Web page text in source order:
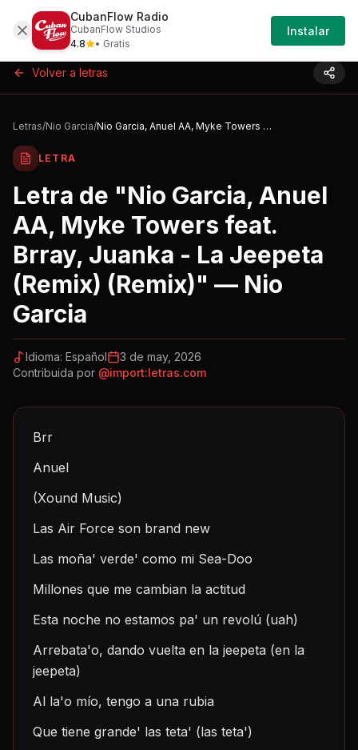
Letras Nio-garcia-nio-garcia-anuel-aa-
Iniciar
Sesión
Volver a letras
Letras/Nio Garcia/ Nio Garcia, Anuel AA, Myke Towers feat. Brray, Juanka - La Jeepeta (Remix) (Remix)
LETRA
Letra de "Nio Garcia, Anuel
AA, Myke Towers feat.
Brray, Juanka - La Jeepeta
(Remix) (Remix)" — Nio
Garcia
Idioma: Español
3 de may, 2026
Contribuida por @import:letras.com
Brr
Anuel
(Xound Music)
Las Air Force son brand new
Las moña' verde' como mi Sea-Doo
Millones que me cambian la actitud
Esta noche no estamos pa' un revolú (uah)
Arrebata'o, dando vuelta en la jeepeta (en la
jeepeta)
Al la'o mío, tengo a una rubia
Que tiene grande' las teta' (las teta')
CubanFlow Radio
CubanFlow Studios
4.8
• Gratis
Instalar